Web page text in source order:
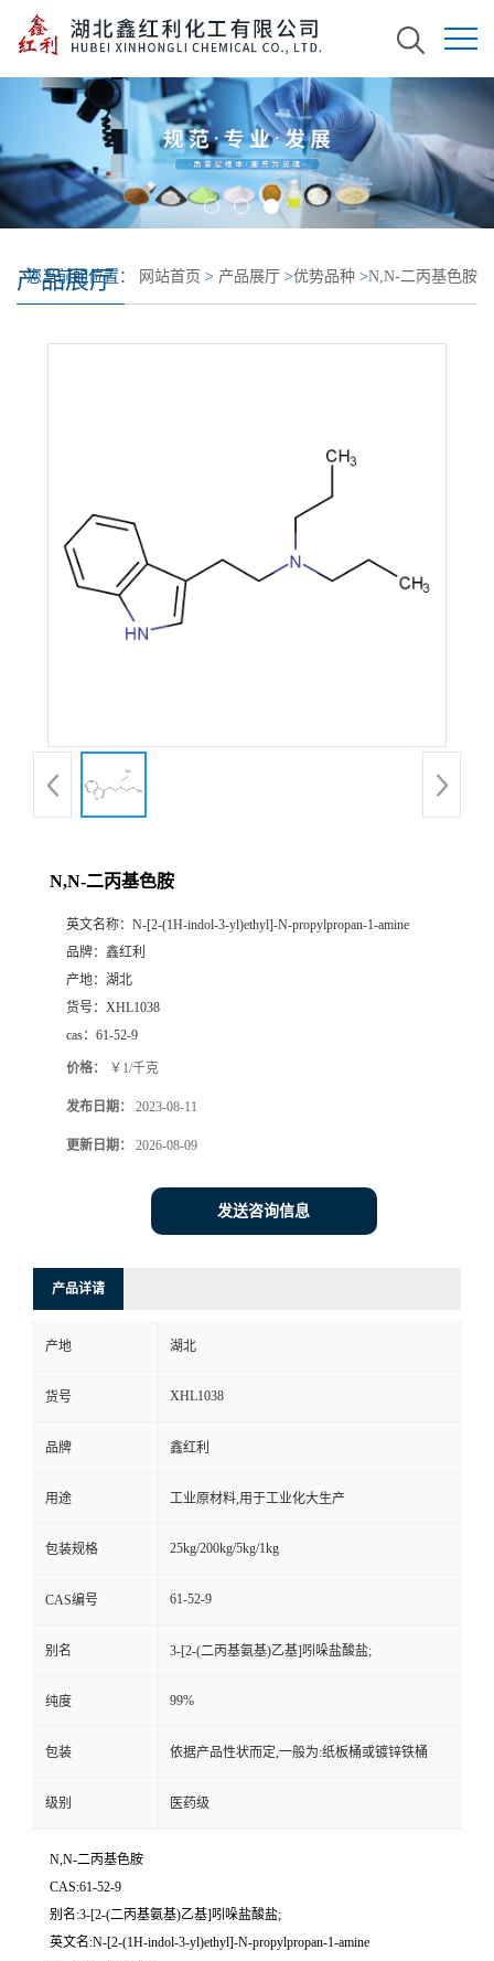
产品展厅
您当前的位置： 网站首页 > 产品展厅 >优势品种 >N,N-二丙基色胺
N,N-二丙基色胺
英文名称： N-[2-(1H-indol-3-yl)ethyl]-N-propylpropan-1-amine
品牌： 鑫红利
产地： 湖北
货号： XHL1038
cas： 61-52-9
价格： ￥1/千克
发布日期： 2023-08-11
更新日期： 2026-08-09
发送咨询信息
产品详请
产地 湖北
货号 XHL1038
品牌 鑫红利
用途 工业原材料,用于工业化大生产
包装规格 25kg/200kg/5kg/1kg
CAS编号 61-52-9
别名 3-[2-(二丙基氨基)乙基]吲哚盐酸盐;
纯度 99%
包装 依据产品性状而定,一般为:纸板桶或镀锌铁桶
级别 医药级
N,N-二丙基色胺
CAS:61-52-9
别名:3-[2-(二丙基氨基)乙基]吲哚盐酸盐;
英文名:N-[2-(1H-indol-3-yl)ethyl]-N-propylpropan-1-amine